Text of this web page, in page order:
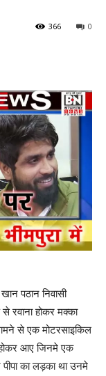
0
366
पठान निवासी
से रवाना होकर मक्का
से एक मोटरसाइकिल
आए जिनमे एक
पीपा का लड़का था उनमे